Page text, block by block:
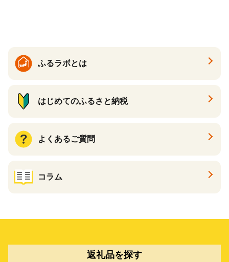
ふるラボとは
はじめてのふるさと納税
よくあるご質問
コラム
返礼品を探す